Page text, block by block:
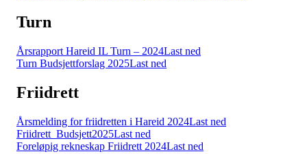
Turn
Årsrapport Hareid IL Turn – 2024Last ned
Turn Budsjettforslag 2025Last ned
Friidrett
Årsmelding for friidretten i Hareid 2024Last ned
Friidrett_Budsjett2025Last ned
Foreløpig rekneskap Friidrett 2024Last ned